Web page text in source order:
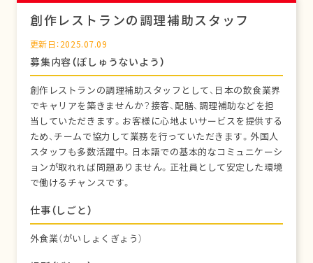
創作レストランの調理補助スタッフ
更新日：2025.07.09
募集内容（ぼしゅうないよう）
創作レストランの調理補助スタッフとして、日本の飲食業界
でキャリアを築きませんか？接客、配膳、調理補助などを担
当していただきます。お客様に心地よいサービスを提供する
ため、チームで協力して業務を行っていただきます。外国人
スタッフも多数活躍中。日本語での基本的なコミュニケーシ
ョンが取れれば問題ありません。正社員として安定した環境
で働けるチャンスです。
仕事（しごと）
外食業（がいしょくぎょう）